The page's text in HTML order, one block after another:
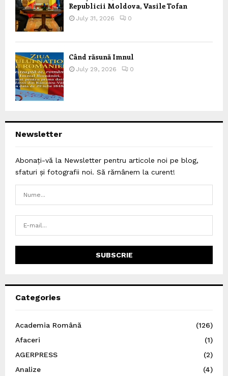
Republicii Moldova, Vasile Tofan
July 31, 2026 0
Când răsună Imnul
July 29, 2026 0
Newsletter
Abonați-vă la Newsletter pentru articole noi pe blog,
sfaturi și fotografii noi. Să rămânem la curent!
Categories
Academia Română
(126)
Afaceri
(1)
AGERPRESS
(2)
Analize
(4)